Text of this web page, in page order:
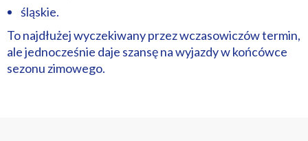
śląskie.
To najdłużej wyczekiwany przez wczasowiczów termin,
ale jednocześnie daje szansę na wyjazdy w końcówce
sezonu zimowego.